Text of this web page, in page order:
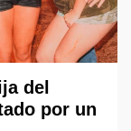
del
por un